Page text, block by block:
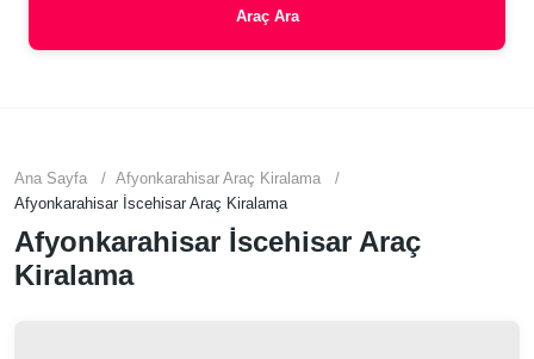
Araç Ara
Ana Sayfa
Afyonkarahisar Araç Kiralama
Afyonkarahisar İscehisar Araç Kiralama
Afyonkarahisar İscehisar Araç
Kiralama